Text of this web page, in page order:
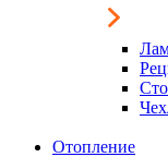
Отопление